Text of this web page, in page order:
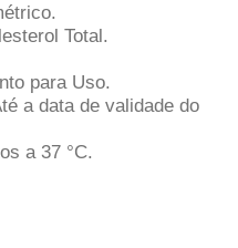
Total.
para Uso.
a data de validade do
a 37 °C.